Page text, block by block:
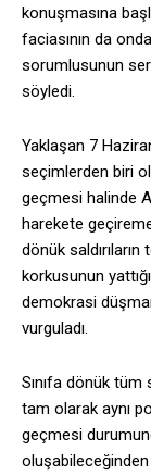
konuşmasına
faciasının da
sorumlusunun
söyledi.
Yaklaşan 7
seçimlerden biri
geçmesi halinde
harekete
dönük
korkusunun
demokrasi
vurguladı.
Sınıfa dönük tüm
tam olarak aynı
geçmesi
oluşabileceğinden